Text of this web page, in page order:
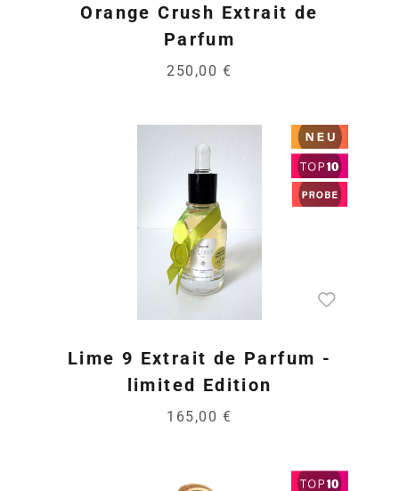
Orange Crush Extrait de
Parfum
250,00 €
Lime 9 Extrait de Parfum -
limited Edition
165,00 €